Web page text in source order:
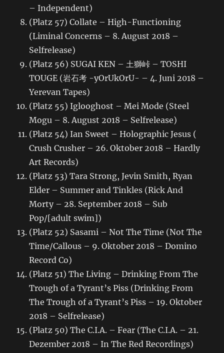
– Independent)
(Platz 57) Collate – High-Functioning
(Liminal Concerns – 8. August 2018 –
Selfrelease)
(Platz 56) SUGAI KEN – 土獅峠 – TOSHI
TOUGE (岩石考 -yOrUkOrU- – 4. Juni 2018 –
Yerevan Tapes)
(Platz 55) Iglooghost – Mei Mode (Steel
Mogu – 8. August 2018 – Selfrelease)
(Platz 54) Ian Sweet – Holographic Jesus (
Crush Crusher – 26. Oktober 2018 – Hardly
Art Records)
(Platz 53) Tara Strong, Jevin Smith, Ryan
Elder – Summer and Tinkles (Rick And
Morty – 28. September 2018 – Sub
Pop/[adult swim])
(Platz 52) Sasami – Not The Time (Not The
Time/Callous – 9. Oktober 2018 – Domino
Record Co)
(Platz 51) The Living – Drinking From The
Trough of a Tyrant’s Piss (Drinking From
The Trough of a Tyrant’s Piss – 19. Oktober
2018 – Selfrelease)
(Platz 50) The C.I.A. – Fear (The C.I.A. – 21.
Dezember 2018 – In The Red Recordings)